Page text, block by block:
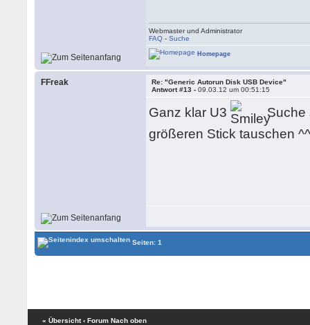
Webmaster und Administrator
FAQ -Suche
Homepage
FFreak
Re: "Generic Autorun Disk USB Device"
Antwort #13 -09.03.12 um 00:51:15
Ganz klar U3
Suche
größeren Stick tauschen
Seiten: 1
« Übersicht ‹ Forum Nach oben